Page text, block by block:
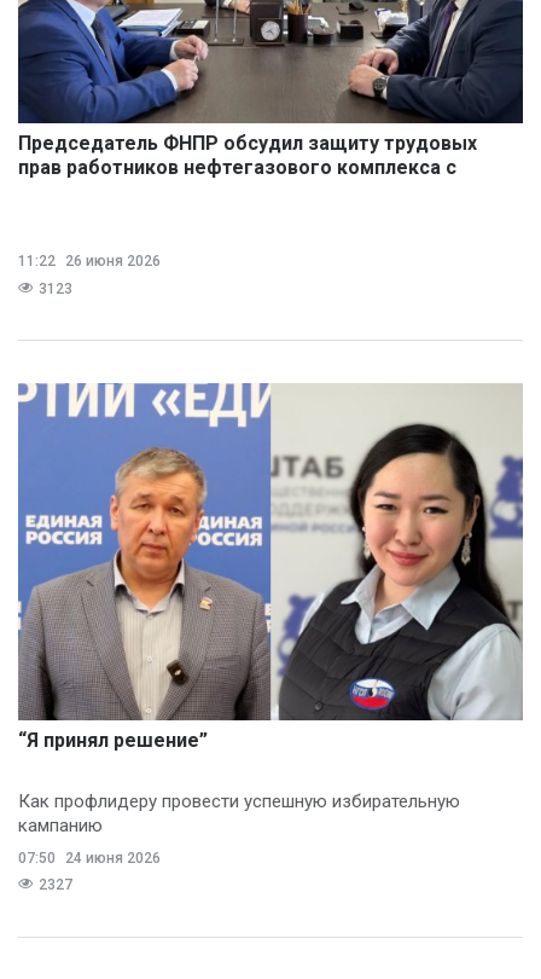
Председатель ФНПР обсудил защиту трудовых
прав работников нефтегазового комплекса с
11:22
26 июня 2026
3123
“Я принял решение”
Как профлидеру провести успешную избирательную
кампанию
07:50
24 июня 2026
2327